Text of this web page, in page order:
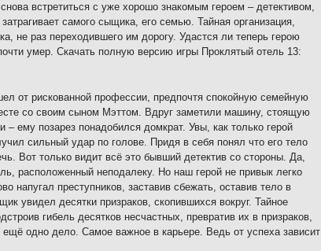
встретиться с уже хорошо знакомым героем – детективом,
самого сыщика, его семью. Тайная организация,
не раз переходившего им дорогу. Удастся ли теперь герою
умер. Скачать полную версию игры Проклятый отель 13:
от рискованной профессии, предпочтя спокойную семейную
со своим сыном Мэттом. Вдруг заметили машину, стоящую
ему позарез понадобился домкрат. Увы, как только герой
сильный удар по голове. Придя в себя понял что его тело
Вот только видит всё это бывший детектив со стороны. Да,
расположенный неподалеку. Но наш герой не привык легко
напугал преступников, заставив сбежать, оставив тело в
увидел десятки призраков, скопившихся вокруг. Тайное
гибель десятков несчастных, превратив их в призраков,
одно дело. Самое важное в карьере. Ведь от успеха зависит